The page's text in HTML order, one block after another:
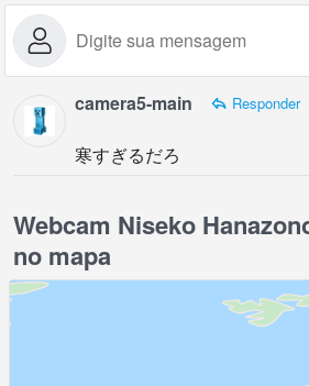
camera5-main Responder
寒すぎるだろ
Webcam Niseko
no mapa